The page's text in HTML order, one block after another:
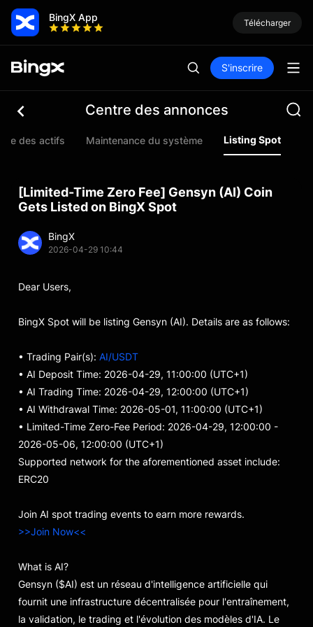
BingX App Télécharger
S'inscrire
Centre des annonces
des actifs Maintenance du système Listing Spot
[Limited-Time Zero Fee] Gensyn (AI) Coin
Gets Listed on BingX Spot
BingX
2026-04-29 10:44
Dear Users,
BingX Spot will be listing Gensyn (AI). Details are as follows:
• Trading Pair(s): AI/USDT
• AI Deposit Time: 2026-04-29, 11:00:00 (UTC+1)
• AI Trading Time: 2026-04-29, 12:00:00 (UTC+1)
• AI Withdrawal Time: 2026-05-01, 11:00:00 (UTC+1)
• Limited-Time Zero-Fee Period: 2026-04-29, 12:00:00 -
2026-05-06, 12:00:00 (UTC+1)
Supported network for the aforementioned asset include:
ERC20
Join AI spot trading events to earn more rewards.
>>Join Now<<
What is AI?
Gensyn ($AI) est un réseau d'intelligence artificielle qui
fournit une infrastructure décentralisée pour l'entraînement,
la validation, le trading et l'évolution des modèles d'IA. Le